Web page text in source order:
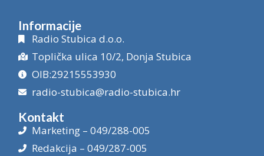
Informacije
Radio Stubica d.o.o.
Toplička ulica 10/2, Donja Stubica
OIB:29215553930
radio-stubica@radio-stubica.hr
Kontakt
Marketing – 049/288-005
Redakcija – 049/287-005